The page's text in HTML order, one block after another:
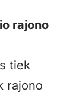
rajono
tiek
rajono